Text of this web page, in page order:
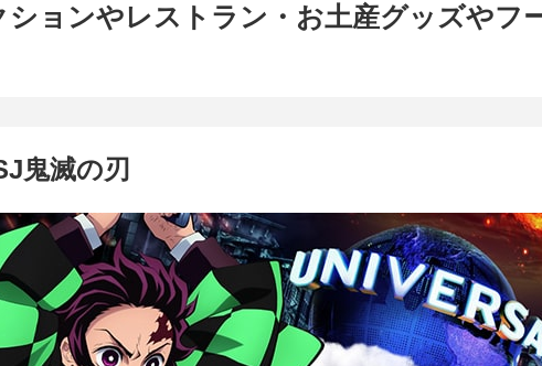
ションやレストラン・お土産グッズやフ
鬼滅の刃